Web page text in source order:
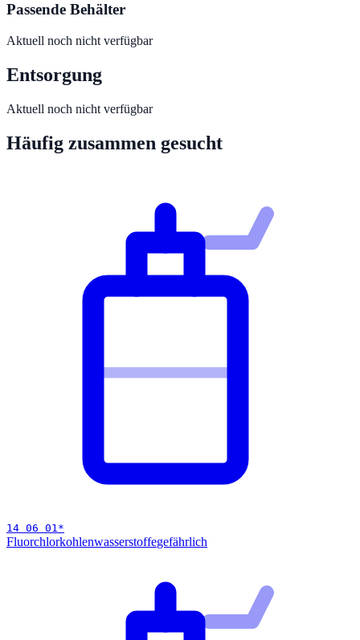
Passende Behälter
Aktuell noch nicht verfügbar
Entsorgung
Aktuell noch nicht verfügbar
Häufig zusammen gesucht
14 06 01 *
Fluorchlorkohlenwasserstoffegefährlich